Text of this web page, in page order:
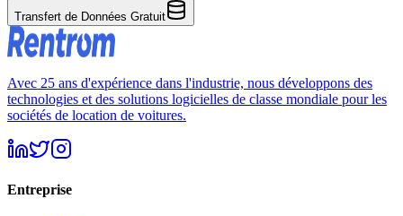
Transfert de Données Gratuit
Avec 25 ans d'expérience dans l'industrie, nous développons des
technologies et des solutions logicielles de classe mondiale pour les
sociétés de location de voitures.
Entreprise